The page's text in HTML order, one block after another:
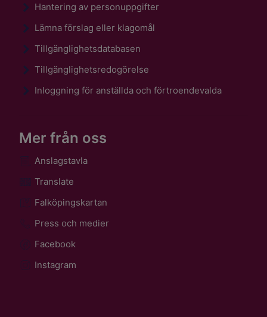
Hantering av personuppgifter
Lämna förslag eller klagomål
Tillgänglighetsdatabasen
Tillgänglighetsredogörelse
Inloggning för anställda och förtroendevalda
Mer från oss
Anslagstavla
Translate
Falköpingskartan
Press och medier
Facebook
Instagram